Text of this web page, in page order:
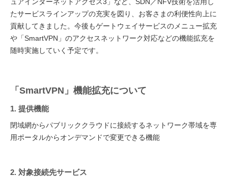
たサービスラインアップの充実を図り、お客さまの利便性向上に
貢献してきました。今後もゲートウェイサービスのメニュー拡充
や「SmartVPN」のアクセスネットワーク対応などの機能拡充を
随時実施していく予定です。
「SmartVPN」機能拡充について
1. 提供機能
閉域網からパブリッククラウドに接続するネットワーク帯域を専
用ポータルからオンデマンドで変更できる機能
2. 対象接続先サービス